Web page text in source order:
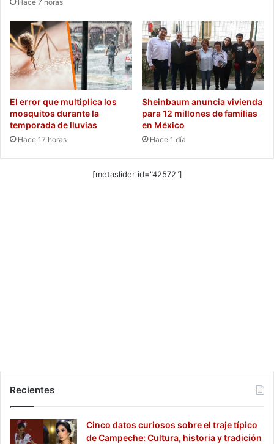
Hace 7 horas
El error que multiplica los
mosquitos durante la
temporada de lluvias
Hace 17 horas
Sheinbaum anuncia vivienda
para 12 millones de familias
en México
Hace 1 día
[metaslider id="42572"]
Recientes
Cinco datos curiosos sobre el traje típico
de Campeche: Cultura, historia y tradición